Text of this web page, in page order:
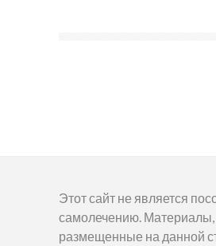
Этот сайт не является
самолечению. Материалы,
размещенные на данной